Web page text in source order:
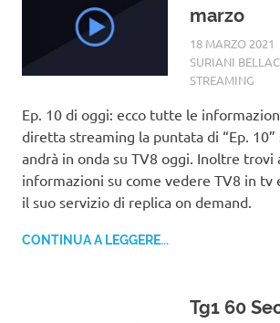
marzo
18 MARZO 2021
SURIANI
STREAMING
Ep. 10 di oggi: ecco tutte le
diretta streaming la puntata di “Ep. 10”
andrà in onda su TV8 oggi. Inoltre trovi
informazioni su come vedere TV8 in tv
il suo servizio di replica on demand.
CONTINUA A LEGGERE...
Tg1 60